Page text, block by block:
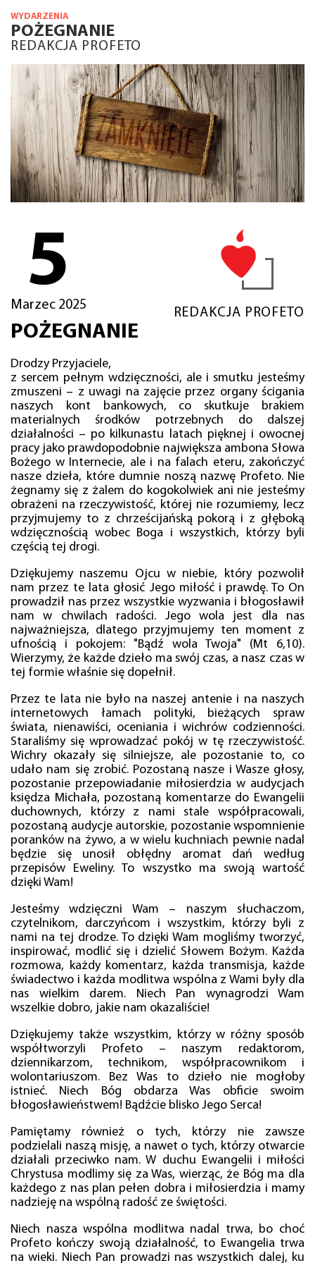
WYDARZENIA
POŻEGNANIE
REDAKCJA PROFETO
5
Marzec 2025
REDAKCJA PROFETO
POŻEGNANIE
Drodzy Przyjaciele,
z sercem pełnym wdzięczności, ale i smutku jesteśmy
zmuszeni – z uwagi na zajęcie przez organy ścigania
naszych kont bankowych, co skutkuje brakiem
materialnych środków potrzebnych do dalszej
działalności – po kilkunastu latach pięknej i owocnej
pracy jako prawdopodobnie największa ambona Słowa
Bożego w Internecie, ale i na falach eteru, zakończyć
nasze dzieła, które dumnie noszą nazwę Profeto. Nie
żegnamy się z żalem do kogokolwiek ani nie jesteśmy
obrażeni na rzeczywistość, której nie rozumiemy, lecz
przyjmujemy to z chrześcijańską pokorą i z głęboką
wdzięcznością wobec Boga i wszystkich, którzy byli
częścią tej drogi.
Dziękujemy naszemu Ojcu w niebie, który pozwolił
nam przez te lata głosić Jego miłość i prawdę. To On
prowadził nas przez wszystkie wyzwania i błogosławił
nam w chwilach radości. Jego wola jest dla nas
najważniejsza, dlatego przyjmujemy ten moment z
ufnością i pokojem: "Bądź wola Twoja" (Mt 6,10).
Wierzymy, że każde dzieło ma swój czas, a nasz czas w
tej formie właśnie się dopełnił.
Przez te lata nie było na naszej antenie i na naszych
internetowych łamach polityki, bieżących spraw
świata, nienawiści, oceniania i wichrów codzienności.
Staraliśmy się wprowadzać pokój w tę rzeczywistość.
Wichry okazały się silniejsze, ale pozostanie to, co
udało nam się zrobić. Pozostaną nasze i Wasze głosy,
pozostanie przepowiadanie miłosierdzia w audycjach
księdza Michała, pozostaną komentarze do Ewangelii
duchownych, którzy z nami stale współpracowali,
pozostaną audycje autorskie, pozostanie wspomnienie
poranków na żywo, a w wielu kuchniach pewnie nadal
będzie się unosił obłędny aromat dań według
przepisów Eweliny. To wszystko ma swoją wartość
dzięki Wam!
Jesteśmy wdzięczni Wam – naszym słuchaczom,
czytelnikom, darczyńcom i wszystkim, którzy byli z
nami na tej drodze. To dzięki Wam mogliśmy tworzyć,
inspirować, modlić się i dzielić Słowem Bożym. Każda
rozmowa, każdy komentarz, każda transmisja, każde
świadectwo i każda modlitwa wspólna z Wami były dla
nas wielkim darem. Niech Pan wynagrodzi Wam
wszelkie dobro, jakie nam okazaliście!
Dziękujemy także wszystkim, którzy w różny sposób
współtworzyli Profeto – naszym redaktorom,
dziennikarzom, technikom, współpracownikom i
wolontariuszom. Bez Was to dzieło nie mogłoby
istnieć. Niech Bóg obdarza Was obficie swoim
błogosławieństwem! Bądźcie blisko Jego Serca!
Pamiętamy również o tych, którzy nie zawsze
podzielali naszą misję, a nawet o tych, którzy otwarcie
działali przeciwko nam. W duchu Ewangelii i miłości
Chrystusa modlimy się za Was, wierząc, że Bóg ma dla
każdego z nas plan pełen dobra i miłosierdzia i mamy
nadzieję na wspólną radość ze świętości.
Niech nasza wspólna modlitwa nadal trwa, bo choć
Profeto kończy swoją działalność, to Ewangelia trwa
na wieki. Niech Pan prowadzi nas wszystkich dalej, ku